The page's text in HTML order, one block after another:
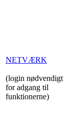
NETVÆRK
(login nødvendigt
for adgang til
funktionerne)